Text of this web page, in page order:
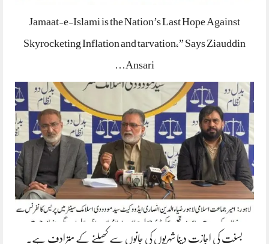
Jamaat-e-Islami is the Nation’s Last Hope Against
Skyrocketing Inflation and tarvation,” Says Ziauddin
Ansari…
بسنت کی اجازت دینا شہریوں کی جانوں سے کھیلنے کے مترادف ہے۔